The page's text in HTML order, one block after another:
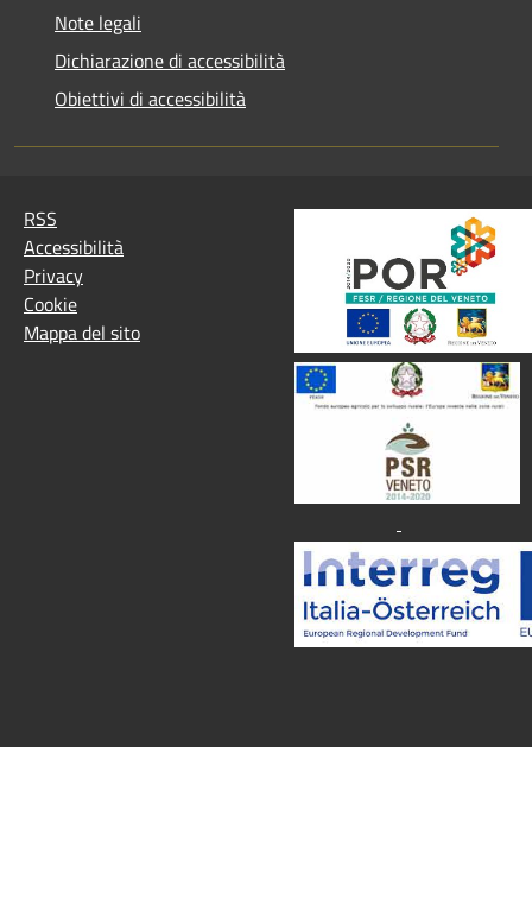
Note legali
Dichiarazione di accessibilità
Obiettivi di accessibilità
RSS
Accessibilità
Privacy
Cookie
Mappa del sito